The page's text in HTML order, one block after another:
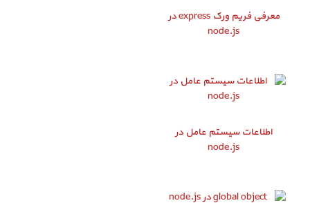
معرفی فریم ورک express در
node.js
اطلاعات سیستم عامل در
node.js